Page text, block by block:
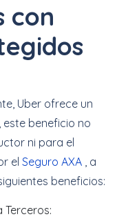
con
Uber ofrece un
beneficio no
ni para el
el Seguro AXA , a
beneficios:
Terceros: